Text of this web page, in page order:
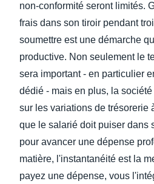
non-conformité seront limités.
frais dans son tiroir pendant
soumettre est une démarche
productive. Non seulement le
sera important - en particulier
dédié - mais en plus, la
sur les variations de trésorerie
que le salarié doit puiser dans
pour avancer une dépense
matière, l'instantanéité est la
payez une dépense, vous